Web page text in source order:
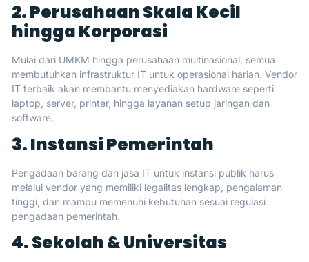
2. Perusahaan Skala Kecil
hingga Korporasi
Mulai dari UMKM hingga perusahaan multinasional, semua
membutuhkan infrastruktur IT untuk operasional harian. Vendor
IT terbaik akan membantu menyediakan hardware seperti
laptop, server, printer, hingga layanan setup jaringan dan
software.
3. Instansi Pemerintah
Pengadaan barang dan jasa IT untuk instansi publik harus
melalui vendor yang memiliki legalitas lengkap, pengalaman
tinggi, dan mampu memenuhi kebutuhan sesuai regulasi
pengadaan pemerintah.
4. Sekolah & Universitas